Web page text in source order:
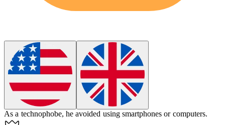
As a technophobe, he avoided using smartphones or computers.